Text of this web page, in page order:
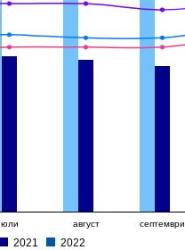
юли август септември
2021 2022